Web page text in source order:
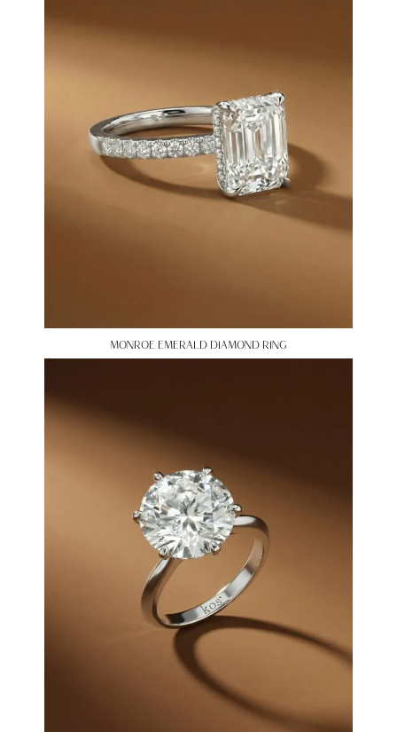
MONROE EMERALD DIAMOND RING